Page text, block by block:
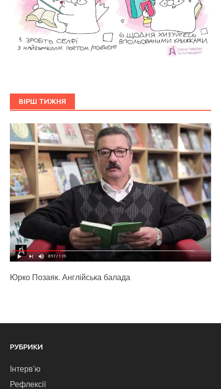
ВІРШ ТИЖНЯ
Юрко Позаяк. Англійська балада
РУБРИКИ
Інтерв'ю
Рефлексії